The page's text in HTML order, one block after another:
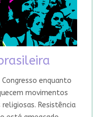
Congresso enquanto
movimentos
Resistência